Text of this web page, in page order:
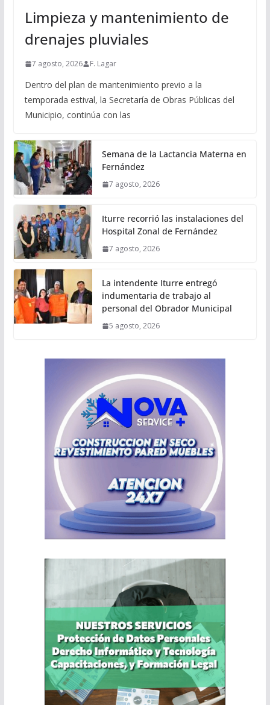
Limpieza y mantenimiento de
drenajes pluviales
7 agosto, 2026 F. Lagar
Dentro del plan de mantenimiento previo a la
temporada estival, la Secretaría de Obras Públicas del
Municipio, continúa con las
Semana de la Lactancia Materna en
Fernández
7 agosto, 2026
Iturre recorrió las instalaciones del
Hospital Zonal de Fernández
7 agosto, 2026
La intendente Iturre entregó
indumentaria de trabajo al
personal del Obrador Municipal
5 agosto, 2026